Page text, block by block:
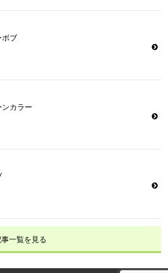
ボブ
ンカラー
事一覧を見る